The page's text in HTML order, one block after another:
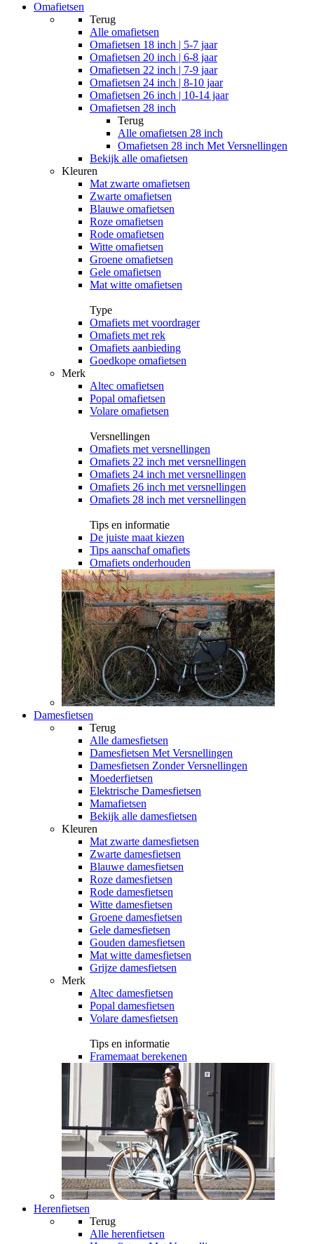
Omafietsen
Terug
Alle omafietsen
Omafietsen 18 inch | 5-7 jaar
Omafietsen 20 inch | 6-8 jaar
Omafietsen 22 inch | 7-9 jaar
Omafietsen 24 inch | 8-10 jaar
Omafietsen 26 inch | 10-14 jaar
Omafietsen 28 inch
Terug
Alle omafietsen 28 inch
Omafietsen 28 inch Met Versnellingen
Bekijk alle omafietsen
Kleuren
Mat zwarte omafietsen
Zwarte omafietsen
Blauwe omafietsen
Roze omafietsen
Rode omafietsen
Witte omafietsen
Groene omafietsen
Gele omafietsen
Mat witte omafietsen
Type
Omafiets met voordrager
Omafiets met rek
Omafiets aanbieding
Goedkope omafietsen
Merk
Altec omafietsen
Popal omafietsen
Volare omafietsen
Versnellingen
Omafiets met versnellingen
Omafiets 22 inch met versnellingen
Omafiets 24 inch met versnellingen
Omafiets 26 inch met versnellingen
Omafiets 28 inch met versnellingen
Tips en informatie
De juiste maat kiezen
Tips aanschaf omafiets
Omafiets onderhouden
Damesfietsen
Terug
Alle damesfietsen
Damesfietsen Met Versnellingen
Damesfietsen Zonder Versnellingen
Moederfietsen
Elektrische Damesfietsen
Mamafietsen
Bekijk alle damesfietsen
Kleuren
Mat zwarte damesfietsen
Zwarte damesfietsen
Blauwe damesfietsen
Roze damesfietsen
Rode damesfietsen
Witte damesfietsen
Groene damesfietsen
Gele damesfietsen
Gouden damesfietsen
Mat witte damesfietsen
Grijze damesfietsen
Merk
Altec damesfietsen
Popal damesfietsen
Volare damesfietsen
Tips en informatie
Framemaat berekenen
Herenfietsen
Terug
Alle herenfietsen